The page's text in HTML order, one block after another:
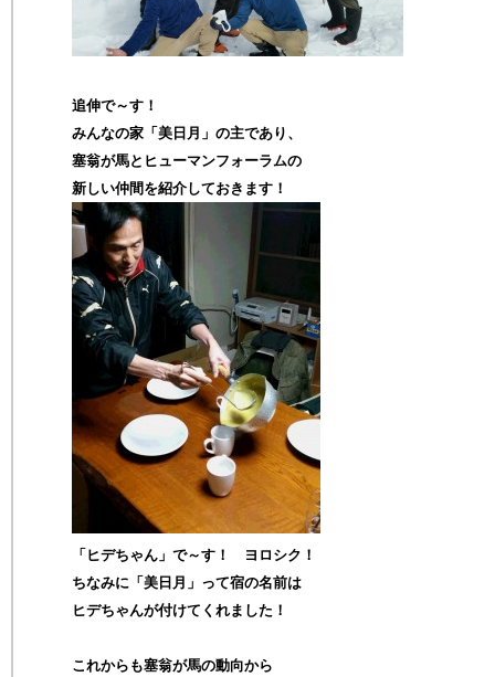
追伸で～す！
みんなの家「美日月」の主であり、
塞翁が馬とヒューマンフォーラムの
新しい仲間を紹介しておきます！
「ヒデちゃん」で～す！ ヨロシク！
ちなみに「美日月」って宿の名前は
ヒデちゃんが付けてくれました！
これからも塞翁が馬の動向から